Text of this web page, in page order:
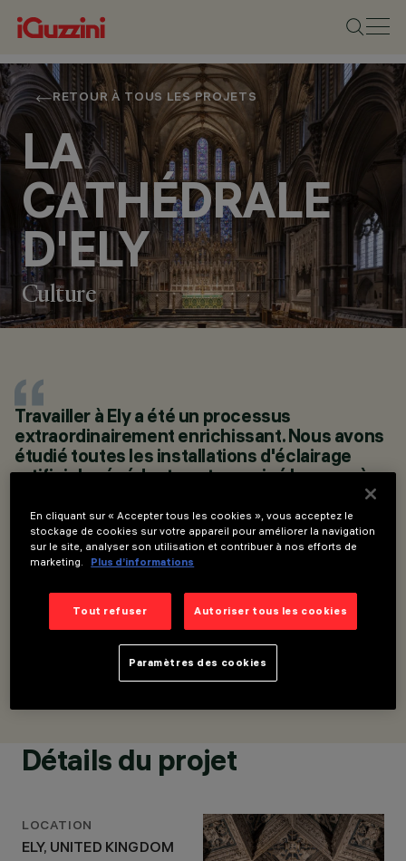
RETOUR À TOUS LES PROJETS
LA
CATHÉDRALE
D'ELY
Culture
EMPLACEMENT
ARCHITECTURALE
THOMAS FORD &
PARTNERS
CONCEPTION
PERCEPTIONS -
BRUCE KIRK
Travailler à Ely a été un processus
extraordinairement enrichissant. Nous avons
étudié toutes les installations d'éclairage
artificiel précédentes et examiné les succès
défis du processus de conception a été de
trouver un moyen de concevoir des
méthodes d'installation des près de deux
mille appareils tout en protégeant le tissu
historique du bâtiment. Le résultat est un
éclairage époustouflant de cette structure
complexe, qui crée un environnement plus
confortable pour les visiteurs et le personnel.
Détails du projet
LOCATION
ELY, UNITED KINGDOM
En cliquant sur « Accepter tous les cookies », vous acceptez le
stockage de cookies sur votre appareil pour améliorer la navigation
sur le site, analyser son utilisation et contribuer à nos efforts de
marketing.
Plus d’informations
Tout refuser Autoriser tous les cookies
Paramètres des cookies